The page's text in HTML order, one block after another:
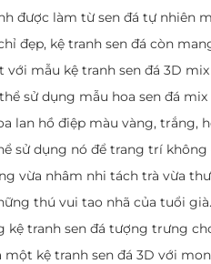
được làm từ sen đá tự nhiên
đẹp, kệ tranh sen đá còn
với mẫu kệ tranh sen đá 3D
sử dụng mẫu hoa sen đá
lan hồ điệp màu vàng, trắng,
sử dụng nó để trang trí
vừa nhâm nhi tách trà vừa
thú vui tao nhã của tuổi
kệ tranh sen đá tượng trưng
một kệ tranh sen đá 3D với